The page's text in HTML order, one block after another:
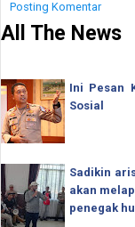
Posting Komentar
All The News
Ini Pesan
Sosial
Sadikin
akan
penegak